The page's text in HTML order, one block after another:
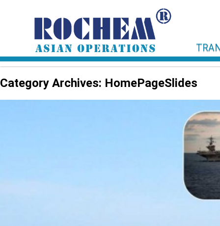
Category Archives: HomePageSlides